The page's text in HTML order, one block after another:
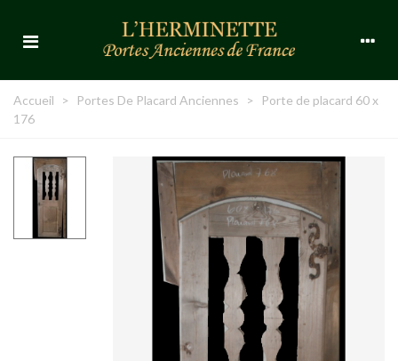
Accueil > Portes De Placard Anciennes >
Porte de placard 60 x
176